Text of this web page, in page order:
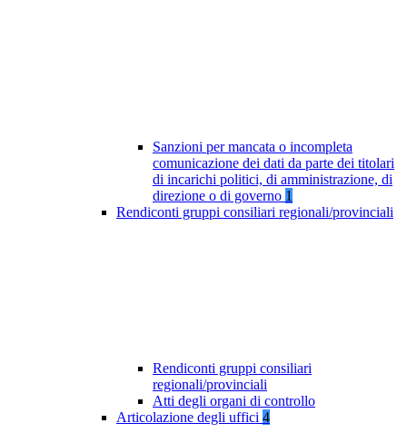
Sanzioni per mancata o incompleta
comunicazione dei dati da parte dei titolari
di incarichi politici, di amministrazione, di
direzione o di governo 1
Rendiconti gruppi consiliari regionali/provinciali
Rendiconti gruppi consiliari
regionali/provinciali
Atti degli organi di controllo
Articolazione degli uffici 4